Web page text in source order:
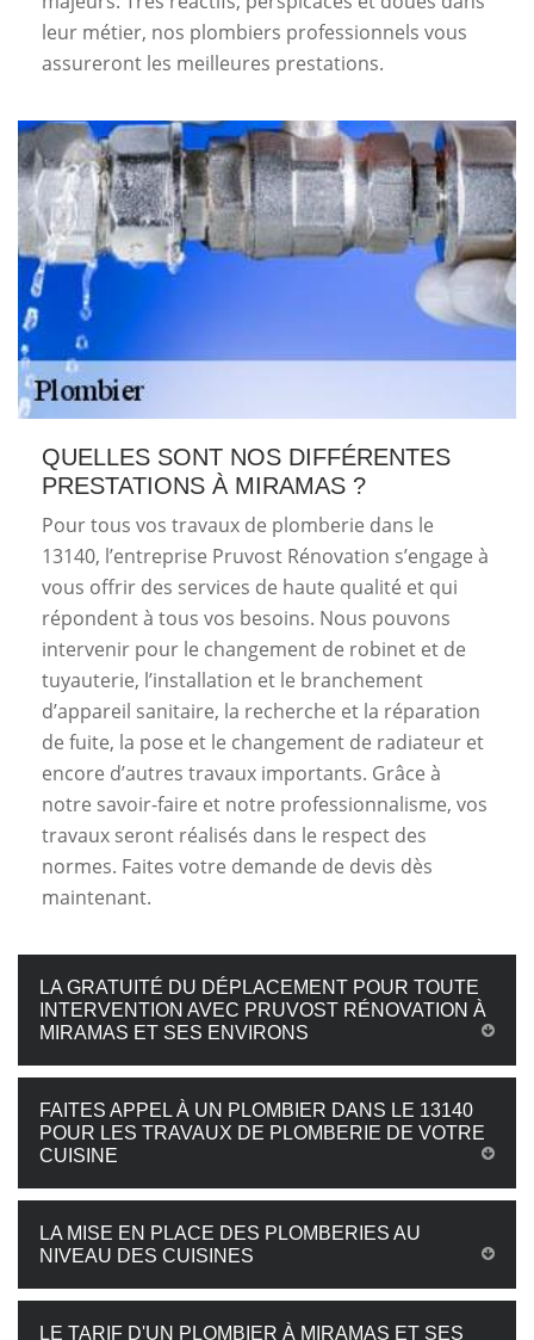
leur métier, nos plombiers professionnels vous
assureront les meilleures prestations.
QUELLES SONT NOS DIFFÉRENTES
PRESTATIONS À MIRAMAS ?
Pour tous vos travaux de plomberie dans le
13140, l’entreprise Pruvost Rénovation s’engage à
vous offrir des services de haute qualité et qui
répondent à tous vos besoins. Nous pouvons
intervenir pour le changement de robinet et de
tuyauterie, l’installation et le branchement
d’appareil sanitaire, la recherche et la réparation
de fuite, la pose et le changement de radiateur et
encore d’autres travaux importants. Grâce à
notre savoir-faire et notre professionnalisme, vos
travaux seront réalisés dans le respect des
normes. Faites votre demande de devis dès
maintenant.
LA GRATUITÉ DU DÉPLACEMENT POUR TOUTE
INTERVENTION AVEC PRUVOST RÉNOVATION À
MIRAMAS ET SES ENVIRONS
FAITES APPEL À UN PLOMBIER DANS LE 13140
POUR LES TRAVAUX DE PLOMBERIE DE VOTRE
CUISINE
LA MISE EN PLACE DES PLOMBERIES AU
NIVEAU DES CUISINES
LE TARIF D'UN PLOMBIER À MIRAMAS ET SES